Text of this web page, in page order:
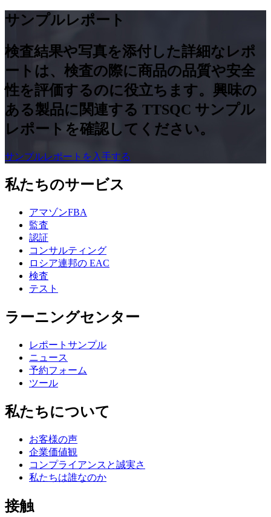
サンプルレポート
検査結果や写真を添付し​​た詳細なレポ
ートは、検査の際に商品の品質や安全
性を評価するのに役立ちます。興味の
ある製品に関連する TTSQC サンプル
レポートを確認してください。
サンプルレポートを入手する
私たちのサービス
アマゾンFBA
監査
認証
コンサルティング
ロシア連邦の EAC
検査
テスト
ラーニングセンター
レポートサンプル
ニュース
予約フォーム
ツール
私たちについて
お客様の声
企業価値観
コンプライアンスと誠実さ
私たちは誰なのか
接触